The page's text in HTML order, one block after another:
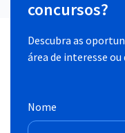
concursos?
Descubra as
área de interesse
Nome